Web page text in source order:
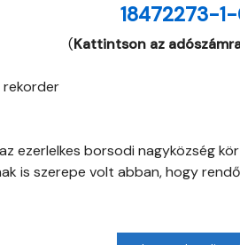
18472273-
(Kattintson az
rekorder
ezerlelkes borsodi nagyközség
is szerepe volt abban, hogy